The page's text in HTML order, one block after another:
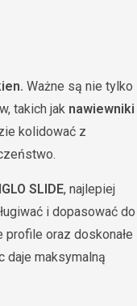
Ważne są nie tylko
takich jak nawiewniki
kolidować z
IGLO SLIDE, najlepiej
i dopasować do
oraz doskonałe
daje maksymalną